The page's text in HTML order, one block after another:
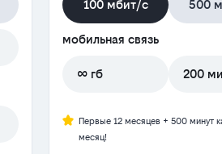
100 мбит/с 500
мобильная связь
∞ гб 200
Первые 12 месяцев + 500 минут
месяц!